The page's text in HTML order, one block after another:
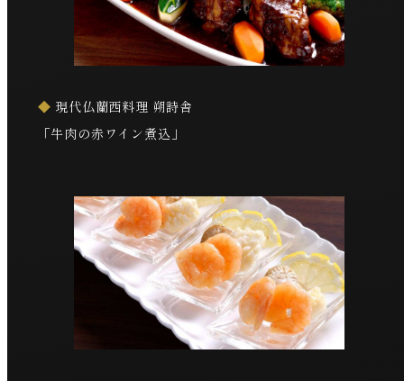
◆ 現代仏蘭西料理 朔詩舎
「牛肉の赤ワイン煮込」